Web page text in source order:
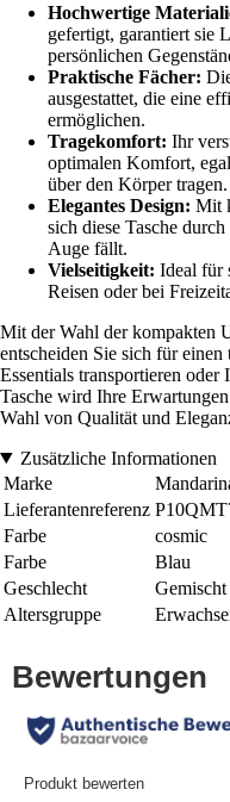
Hochwertige
gefertigt, garantiert sie
persönlichen
Praktische Fächer:
ausgestattet, die eine
ermöglichen.
Tragekomfort: Ihr
optimalen Komfort,
über den Körper tragen.
Elegantes Design: Mit
sich diese Tasche
Auge fällt.
Vielseitigkeit: Ideal für
Reisen oder bei
Mit der Wahl der kompakten
entscheiden Sie sich für
Essentials transportieren
Tasche wird Ihre
Wahl von Qualität und
Zusätzliche Informationen
Marke
Lieferantenreferenz
Farbe
cosmic
Farbe
Blau
Geschlecht
Gemischt
Altersgruppe